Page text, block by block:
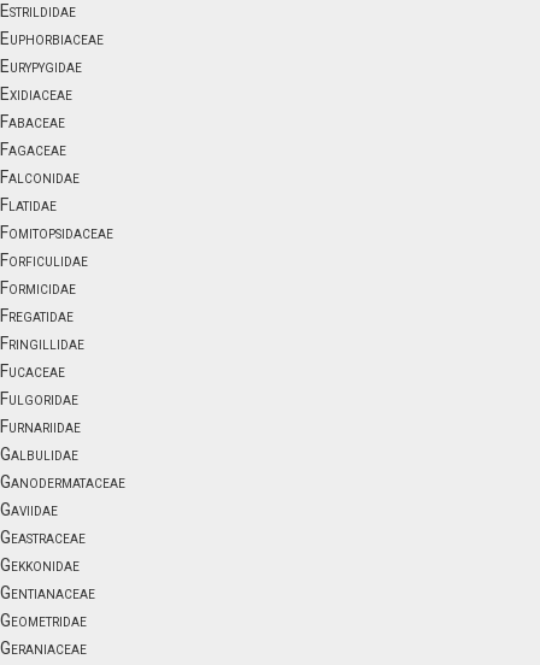
Estrildidae
Euphorbiaceae
Eurypygidae
Exidiaceae
Fabaceae
Fagaceae
Falconidae
Flatidae
Fomitopsidaceae
Forficulidae
Formicidae
Fregatidae
Fringillidae
Fucaceae
Fulgoridae
Furnariidae
Galbulidae
Ganodermataceae
Gaviidae
Geastraceae
Gekkonidae
Gentianaceae
Geometridae
Geraniaceae